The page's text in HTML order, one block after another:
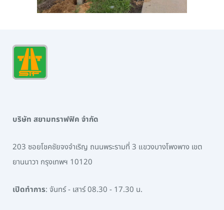
บริษัท สยามทราฟฟิค จำกัด
203 ซอยโชคชัยจงจำเริญ ถนนพระรามที่ 3 แขวงบางโพงพาง เขต
ยานนาวา กรุงเทพฯ 10120
เปิดทำการ: จันทร์ - เสาร์ 08.30 - 17.30 น.